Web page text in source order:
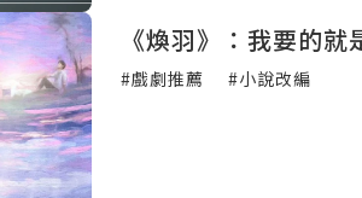
《煥羽》：我要的就
#戲劇推薦 #小說改編